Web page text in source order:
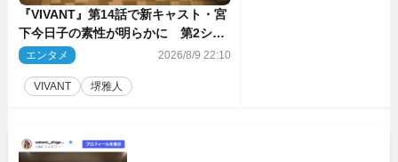
『VIVANT』第14話で新キャスト・宮
下今日子の素性が明らかに 第2シー
ズンのキーパーソンの1人
エンタメ 2026/8/9 22:10
VIVANT 堺雅人